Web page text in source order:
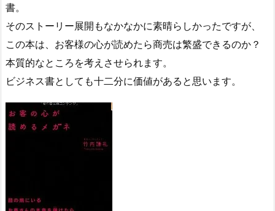
書。
そのストーリー展開もなかなかに素晴らしかったですが、
この本は、お客様の心が読めたら商売は繁盛できるのか？
本質的なところを考えさせられます。
ビジネス書としても十二分に価値があると思います。